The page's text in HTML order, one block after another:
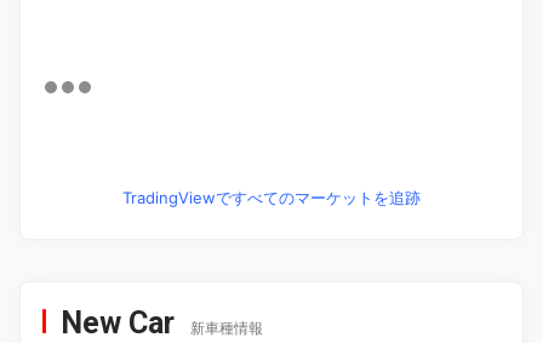
TradingViewですべてのマーケットを追跡
New Car 新車種情報